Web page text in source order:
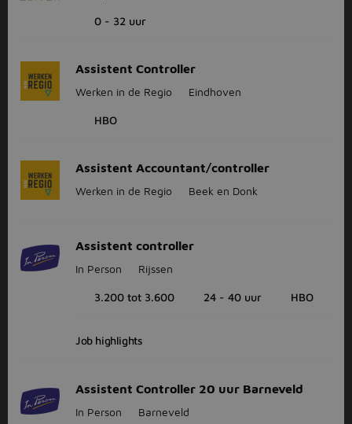
0 - 32 uur
Assistent Controller
Werken in de Regio Eindhoven
HBO
Assistent Accountant/controller
Werken in de Regio Beek en Donk
Assistent controller
In Person Rijssen
3.200 tot 3.600 24 - 40 uur HBO
Job highlights
Assistent Controller 20 uur Barneveld
In Person Barneveld